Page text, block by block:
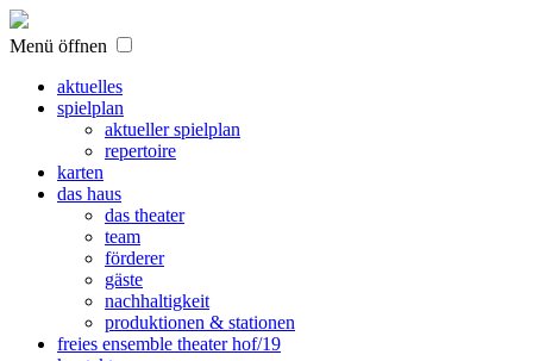
Menü öffnen
aktuelles
spielplan
aktueller spielplan
repertoire
karten
das haus
das theater
team
förderer
gäste
nachhaltigkeit
produktionen & stationen
freies ensemble theater hof/19